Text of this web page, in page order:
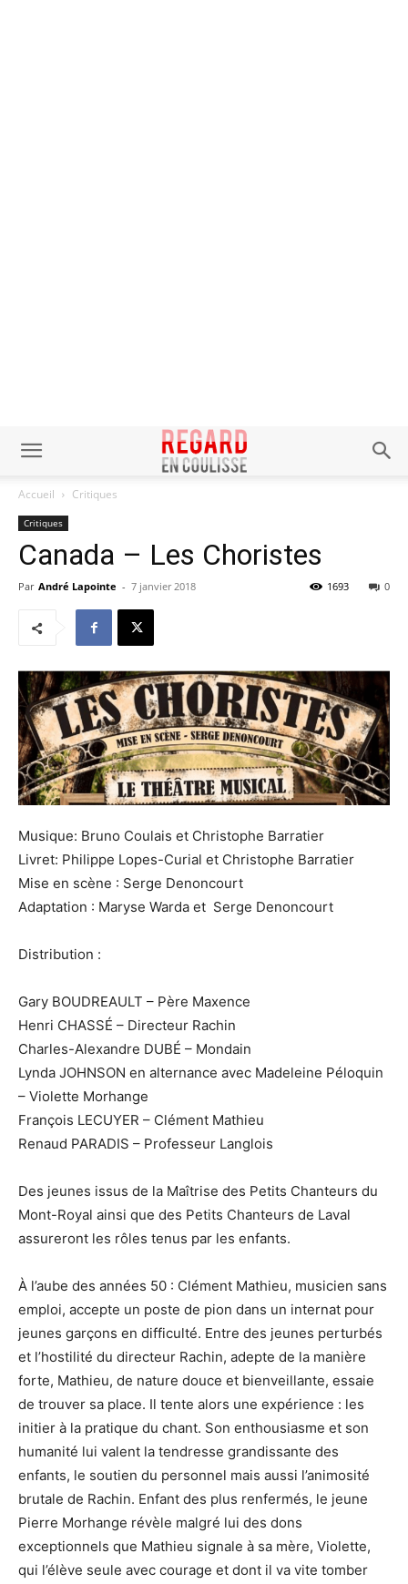
Accueil Critiques
Critiques
Canada – Les Choristes
Par André Lapointe - 7 janvier 2018 0
1693
Musique: Bruno Coulais et Christophe Barratier
Livret: Philippe Lopes-Curial et Christophe Barratier
Mise en scène : Serge Denoncourt
Adaptation : Maryse Warda et Serge Denoncourt
Distribution :
Gary BOUDREAULT – Père Maxence
Henri CHASSÉ – Directeur Rachin
Charles-Alexandre DUBÉ – Mondain
Lynda JOHNSON en alternance avec Madeleine Péloquin
– Violette Morhange
François LECUYER – Clément Mathieu
Renaud PARADIS – Professeur Langlois
Des jeunes issus de la Maîtrise des Petits Chanteurs du
Mont-Royal ainsi que des Petits Chanteurs de Laval
assureront les rôles tenus par les enfants.
À l’aube des années 50 : Clément Mathieu, musicien sans
emploi, accepte un poste de pion dans un internat pour
jeunes garçons en difficulté. Entre des jeunes perturbés
et l’hostilité du directeur Rachin, adepte de la manière
forte, Mathieu, de nature douce et bienveillante, essaie
de trouver sa place. Il tente alors une expérience : les
initier à la pratique du chant. Son enthousiasme et son
humanité lui valent la tendresse grandissante des
enfants, le soutien du personnel mais aussi l’animosité
brutale de Rachin. Enfant des plus renfermés, le jeune
Pierre Morhange révèle malgré lui des dons
exceptionnels que Mathieu signale à sa mère, Violette,
qui l’élève seule avec courage et dont il va vite tomber